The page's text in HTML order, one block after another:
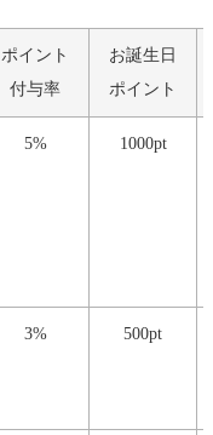
ポイント
付与率
お誕生日
ポイント
5% 1000pt
3% 500pt